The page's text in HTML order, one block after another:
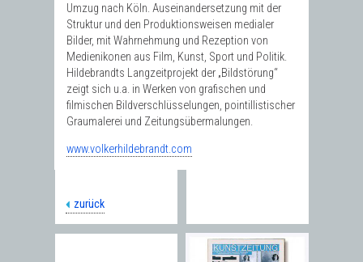
Umzug nach Köln. Auseinandersetzung mit der
Struktur und den Produktionsweisen medialer
Bilder, mit Wahrnehmung und Rezeption von
Medienikonen aus Film, Kunst, Sport und Politik.
Hildebrandts Langzeitprojekt der „Bildstörung“
zeigt sich u.a. in Werken von grafischen und
filmischen Bildverschlüsselungen, pointillistischer
Graumalerei und Zeitungsübermalungen.
www.volkerhildebrandt.com
zurück